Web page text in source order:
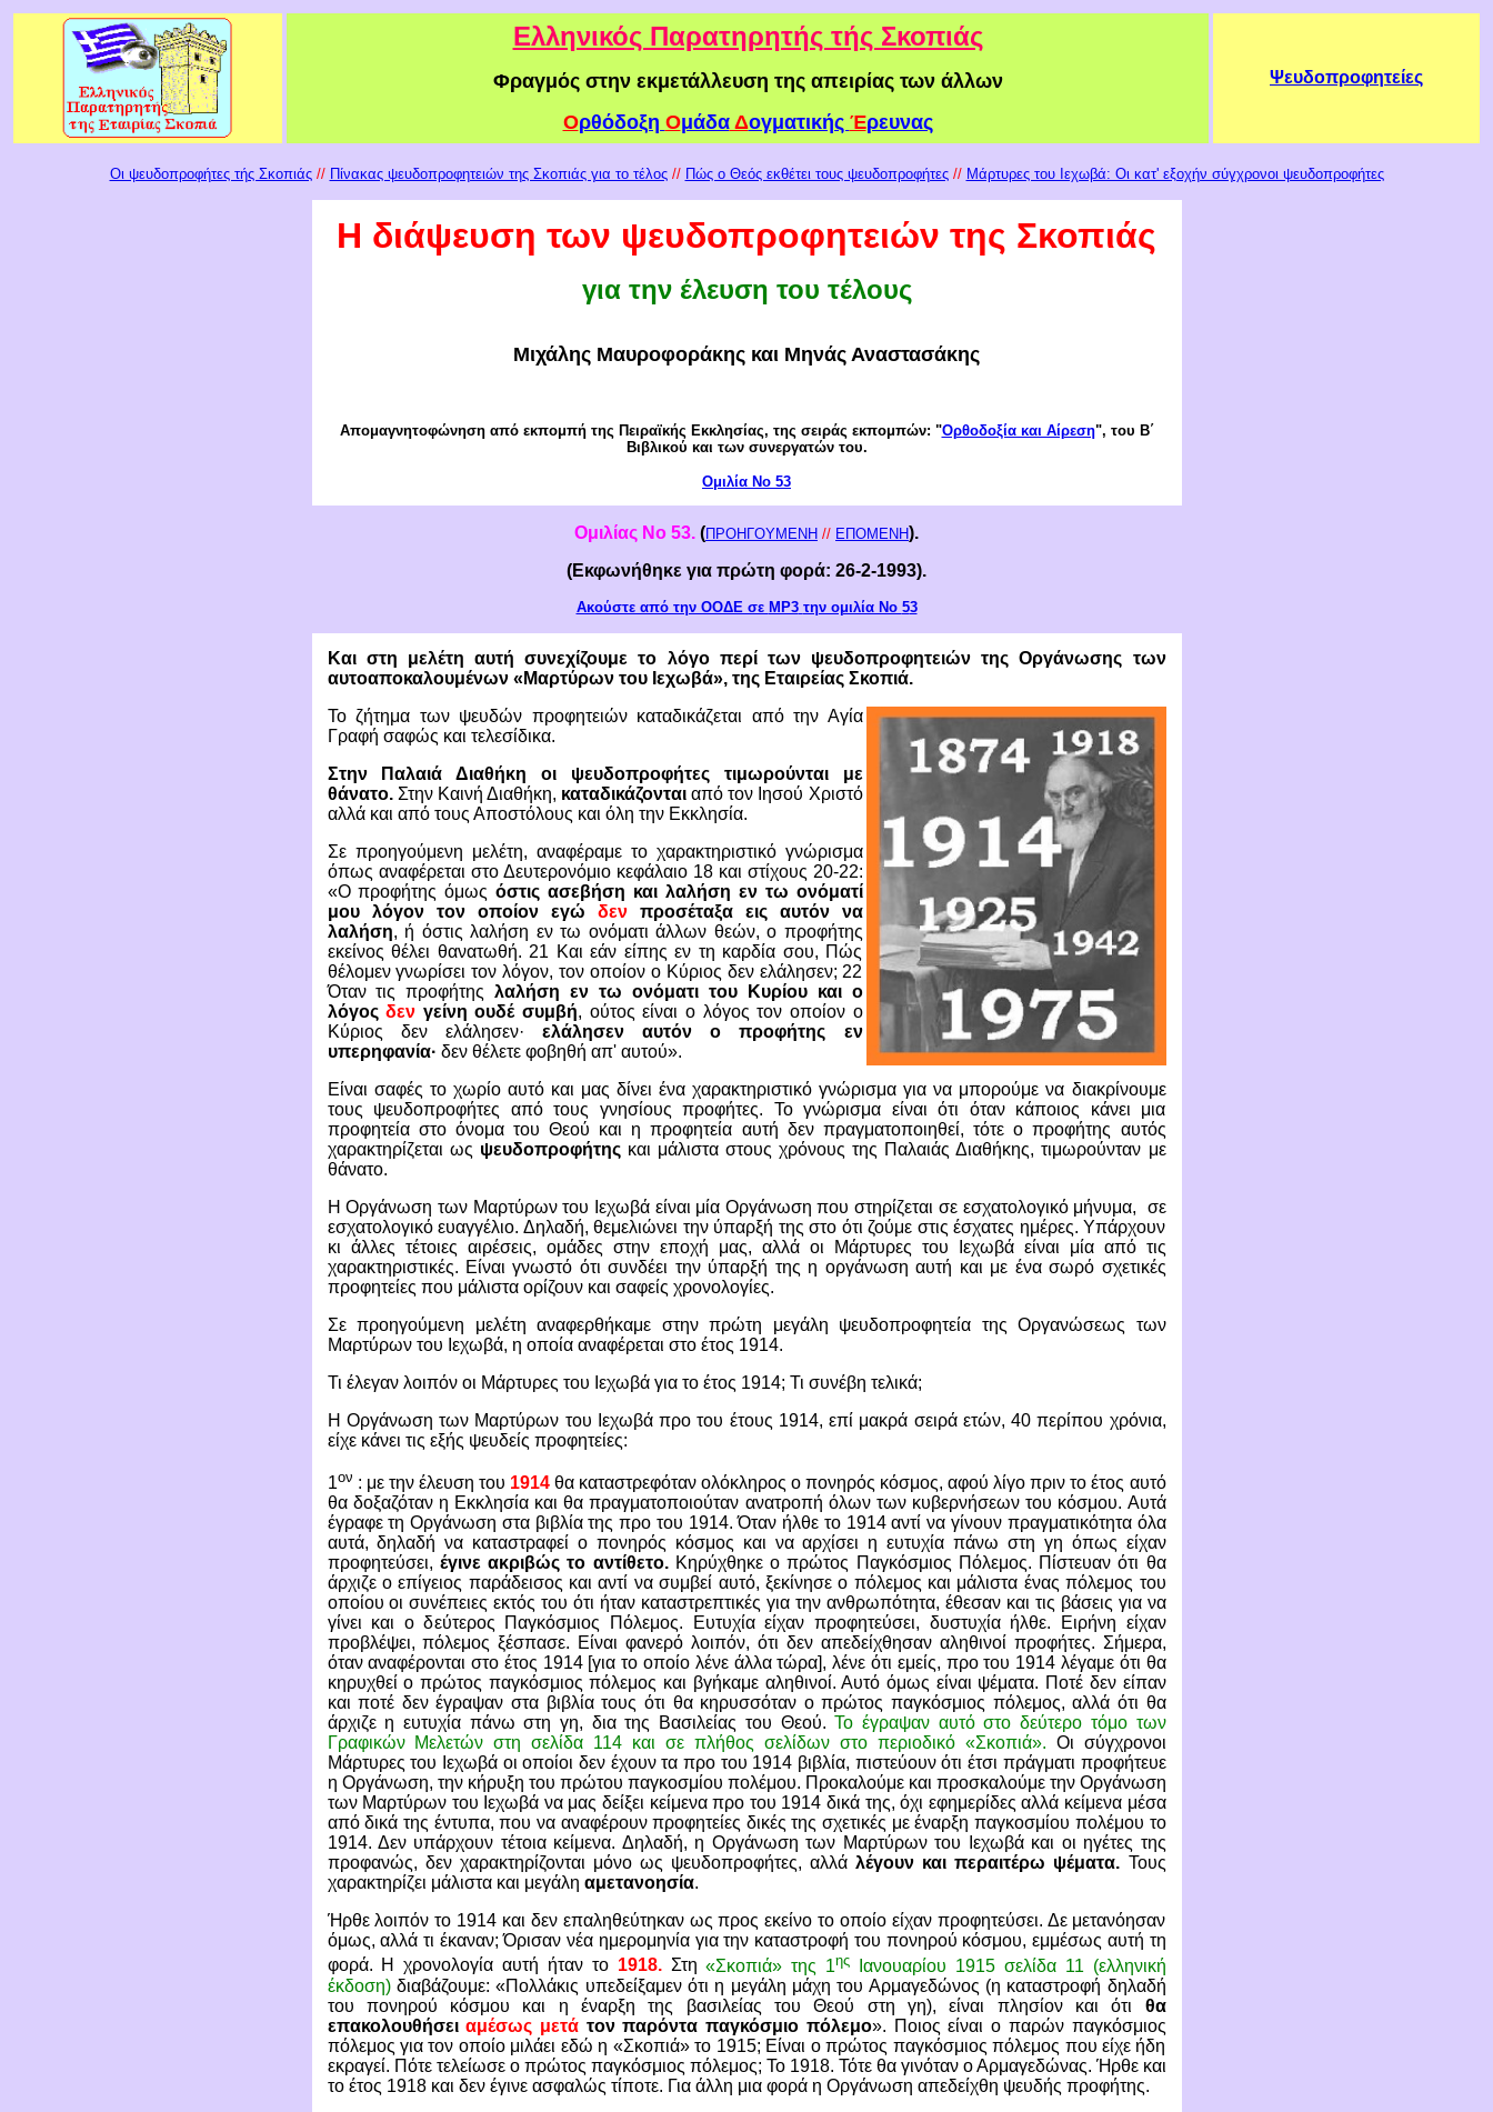
Ελληνικός Παρατηρητής τής Σκοπιάς
Φραγμός στην εκμετάλλευση της απειρίας των άλλων
Ορθόδοξη ΟμάδαΔογματικής Έρευνας
Ψευδοπροφητείες
Οι ψευδοπροφήτες τής Σκοπιάς// Πίνακας ψευδοπροφητειών της Σκοπιάς για το τέλος// Πώς ο Θεός εκθέτει τους ψευδοπροφήτες// Μάρτυρες του Ιεχωβά: Οι κατ' εξοχήν σύγχρονοι ψευδοπροφήτες
Η διάψευση των ψευδοπροφητειών της Σκοπιάς
για την έλευση του τέλους
Μιχάλης Μαυροφοράκης και Μηνάς Αναστασάκης
Απομαγνητοφώνηση από εκπομπή της Πειραϊκής Εκκλησίας, της σειράς εκπομπών: "Ορθοδοξία και Αίρεση", του Β΄
Βιβλικού και των συνεργατών του.
Ομιλία Νο 53
Ομιλίας Νο 53. (ΠΡΟΗΓΟΥΜΕΝΗ // ΕΠΟΜΕΝΗ).
(Εκφωνήθηκε για πρώτη φορά: 26-2-1993).
Ακούστε από την ΟΟΔΕ σε MP3 την ομιλία Νο 53
Και στη μελέτη αυτή συνεχίζουμε το λόγο περί των ψευδοπροφητειών της Οργάνωσης των
αυτοαποκαλουμένων «Μαρτύρων του Ιεχωβά», της Εταιρείας Σκοπιά.
Το ζήτημα των ψευδών προφητειών καταδικάζεται από την Αγία
Γραφή σαφώς και τελεσίδικα.
Στην Παλαιά Διαθήκη οι ψευδοπροφήτες τιμωρούνται με
θάνατο.Στην Καινή Διαθήκη, καταδικάζονται από τον Ιησού Χριστό
αλλά και από τους Αποστόλους και όλη την Εκκλησία.
Σε προηγούμενη μελέτη, αναφέραμε το χαρακτηριστικό γνώρισμα
όπως αναφέρεται στο Δευτερονόμιο κεφάλαιο 18 και στίχους 20-22:
«Ο προφήτης όμωςόστις ασεβήση και λαλήση εν τω ονόματί
μου λόγον τον οποίον εγώ δενπροσέταξα εις αυτόν να
λαλήση, ή όστις λαλήση εν τω ονόματι άλλων θεών, ο προφήτης
εκείνος θέλει θανατωθή. 21 Και εάν είπης εν τη καρδία σου, Πώς
θέλομεν γνωρίσει τον λόγον, τον οποίον ο Κύριος δεν ελάλησεν; 22
Όταν τις προφήτηςλαλήση εν τω ονόματι του Κυρίου και ο
λόγοςδεν γείνη ουδέ συμβή, ούτος είναι ο λόγος τον οποίον ο
Κύριος δεν ελάλησεν· ελάλησεν αυτόν ο προφήτης εν
υπερηφανία· δεν θέλετε φοβηθή απ' αυτού».
Είναι σαφές το χωρίο αυτό και μας δίνει ένα χαρακτηριστικό γνώρισμα για να μπορούμε να διακρίνουμε
τους ψευδοπροφήτες από τους γνησίους προφήτες. Το γνώρισμα είναι ότι όταν κάποιος κάνει μια
προφητεία στο όνομα του Θεού και η προφητεία αυτή δεν πραγματοποιηθεί, τότε ο προφήτης αυτός
χαρακτηρίζεται ως ψευδοπροφήτηςκαι μάλιστα στους χρόνους της Παλαιάς Διαθήκης, τιμωρούνταν με
θάνατο.
Η Οργάνωση των Μαρτύρων του Ιεχωβά είναι μία Οργάνωση που στηρίζεται σε εσχατολογικό μήνυμα, σε
εσχατολογικό ευαγγέλιο. Δηλαδή, θεμελιώνει την ύπαρξή της στο ότι ζούμε στις έσχατες ημέρες. Υπάρχουν
κι άλλες τέτοιες αιρέσεις, ομάδες στην εποχή μας, αλλά οι Μάρτυρες του Ιεχωβά είναι μία από τις
χαρακτηριστικές. Είναι γνωστό ότι συνδέει την ύπαρξή της η οργάνωση αυτή και με ένα σωρό σχετικές
προφητείες που μάλιστα ορίζουν και σαφείς χρονολογίες.
Σε προηγούμενη μελέτη αναφερθήκαμε στην πρώτη μεγάλη ψευδοπροφητεία της Οργανώσεως των
Μαρτύρων του Ιεχωβά, η οποία αναφέρεται στο έτος 1914.
Τι έλεγαν λοιπόν οι Μάρτυρες του Ιεχωβά για το έτος 1914; Τι συνέβη τελικά;
Η Οργάνωση των Μαρτύρων του Ιεχωβά προ του έτους 1914, επί μακρά σειρά ετών, 40 περίπου χρόνια,
είχε κάνει τις εξής ψευδείς προφητείες:
1ον : με την έλευση του 1914θα καταστρεφόταν ολόκληρος ο πονηρός κόσμος, αφού λίγο πριν το έτος αυτό
θα δοξαζόταν η Εκκλησία και θα πραγματοποιούταν ανατροπή όλων των κυβερνήσεων του κόσμου. Αυτά
έγραφε τη Οργάνωση στα βιβλία της προ του 1914. Όταν ήλθε το 1914 αντί να γίνουν πραγματικότητα όλα
αυτά, δηλαδή να καταστραφεί ο πονηρός κόσμος και να αρχίσει η ευτυχία πάνω στη γη όπως είχαν
προφητεύσει, έγινε ακριβώς το αντίθετο.Κηρύχθηκε ο πρώτος Παγκόσμιος Πόλεμος. Πίστευαν ότι θα
άρχιζε ο επίγειος παράδεισος και αντί να συμβεί αυτό, ξεκίνησε ο πόλεμος και μάλιστα ένας πόλεμος του
οποίου οι συνέπειες εκτός του ότι ήταν καταστρεπτικές για την ανθρωπότητα, έθεσαν και τις βάσεις για να
γίνει και ο δεύτερος Παγκόσμιος Πόλεμος. Ευτυχία είχαν προφητεύσει, δυστυχία ήλθε. Ειρήνη είχαν
προβλέψει, πόλεμος ξέσπασε. Είναι φανερό λοιπόν, ότι δεν απεδείχθησαν αληθινοί προφήτες. Σήμερα,
όταν αναφέρονται στο έτος 1914 [για το οποίο λένε άλλα τώρα], λένε ότι εμείς, προ του 1914 λέγαμε ότι θα
κηρυχθεί ο πρώτος παγκόσμιος πόλεμος και βγήκαμε αληθινοί. Αυτό όμως είναι ψέματα. Ποτέ δεν είπαν
και ποτέ δεν έγραψαν στα βιβλία τους ότι θα κηρυσσόταν ο πρώτος παγκόσμιος πόλεμος, αλλά ότι θα
άρχιζε η ευτυχία πάνω στη γη, δια της Βασιλείας του Θεού.Το έγραψαν αυτό στο δεύτερο τόμο των
Γραφικών Μελετών στη σελίδα 114 και σε πλήθος σελίδων στο περιοδικό «Σκοπιά». Οι σύγχρονοι
Μάρτυρες του Ιεχωβά οι οποίοι δεν έχουν τα προ του 1914 βιβλία, πιστεύουν ότι έτσι πράγματι προφήτευε
η Οργάνωση, την κήρυξη του πρώτου παγκοσμίου πολέμου. Προκαλούμε και προσκαλούμε την Οργάνωση
των Μαρτύρων του Ιεχωβά να μας δείξει κείμενα προ του 1914 δικά της, όχι εφημερίδες αλλά κείμενα μέσα
από δικά της έντυπα, που να αναφέρουν προφητείες δικές της σχετικές με έναρξη παγκοσμίου πολέμου το
1914. Δεν υπάρχουν τέτοια κείμενα. Δηλαδή, η Οργάνωση των Μαρτύρων του Ιεχωβά και οι ηγέτες της
προφανώς, δεν χαρακτηρίζονται μόνο ως ψευδοπροφήτες, αλλάλέγουν και περαιτέρω ψέματα. Τους
χαρακτηρίζει μάλιστα και μεγάλη αμετανοησία.
Ήρθε λοιπόν το 1914 και δεν επαληθεύτηκαν ως προς εκείνο το οποίο είχαν προφητεύσει. Δε μετανόησαν
όμως, αλλά τι έκαναν; Όρισαν νέα ημερομηνία για την καταστροφή του πονηρού κόσμου, εμμέσως αυτή τη
φορά. Η χρονολογία αυτή ήταν το 1918.Στη«Σκοπιά» της 1ης Ιανουαρίου 1915 σελίδα 11 (ελληνική
έκδοση)διαβάζουμε: «Πολλάκις υπεδείξαμεν ότι η μεγάλη μάχη του Αρμαγεδώνος (η καταστροφή δηλαδή
του πονηρού κόσμου και η έναρξη της βασιλείας του Θεού στη γη), είναι πλησίον και ότι θα
επακολουθήσειαμέσως μετάτον παρόντα παγκόσμιο πόλεμο». Ποιος είναι ο παρών παγκόσμιος
πόλεμος για τον οποίο μιλάει εδώ η «Σκοπιά» το 1915; Είναι ο πρώτος παγκόσμιος πόλεμος που είχε ήδη
εκραγεί. Πότε τελείωσε ο πρώτος παγκόσμιος πόλεμος; Το 1918. Τότε θα γινόταν ο Αρμαγεδώνας. Ήρθε και
το έτος 1918 και δεν έγινε ασφαλώς τίποτε. Για άλλη μια φορά η Οργάνωση απεδείχθη ψευδής προφήτης.